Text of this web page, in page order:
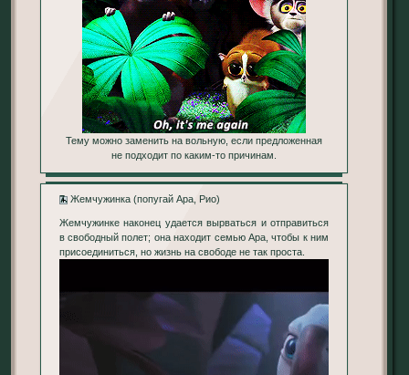
Тему можно заменить на вольную, если предложенная
не подходит по каким-то причинам.
7.Жемчужинка (попугай Ара, Рио)
Жемчужинке наконец удается вырваться и отправиться
в свободный полет; она находит семью Ара, чтобы к ним
присоединиться, но жизнь на свободе не так проста.